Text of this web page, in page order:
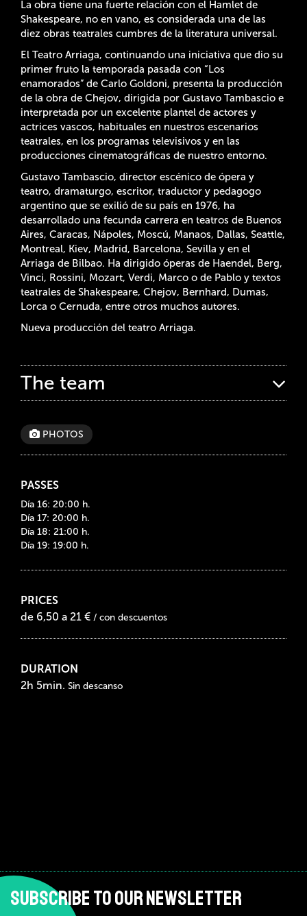
La obra tiene una fuerte relación con el Hamlet de
Shakespeare, no en vano, es considerada una de las
diez obras teatrales cumbres de la literatura universal.
El Teatro Arriaga, continuando una iniciativa que dio su
primer fruto la temporada pasada con “Los
enamorados” de Carlo Goldoni, presenta la producción
de la obra de Chejov, dirigida por Gustavo Tambascio e
interpretada por un excelente plantel de actores y
actrices vascos, habituales en nuestros escenarios
teatrales, en los programas televisivos y en las
producciones cinematográficas de nuestro entorno.
Gustavo Tambascio, director escénico de ópera y
teatro, dramaturgo, escritor, traductor y pedagogo
argentino que se exilió de su país en 1976, ha
desarrollado una fecunda carrera en teatros de Buenos
Aires, Caracas, Nápoles, Moscú, Manaos, Dallas, Seattle,
Montreal, Kiev, Madrid, Barcelona, Sevilla y en el
Arriaga de Bilbao. Ha dirigido óperas de Haendel, Berg,
Vinci, Rossini, Mozart, Verdi, Marco o de Pablo y textos
teatrales de Shakespeare, Chejov, Bernhard, Dumas,
Lorca o Cernuda, entre otros muchos autores.
Nueva producción del teatro Arriaga.
The team
PHOTOS
PASSES
Día 16: 20:00 h.
Día 17: 20:00 h.
Día 18: 21:00 h.
Día 19: 19:00 h.
PRICES
de 6,50 a 21 € / con descuentos
DURATION
2h 5min. Sin descanso
SUBSCRIBE TO OUR NEWSLETTER